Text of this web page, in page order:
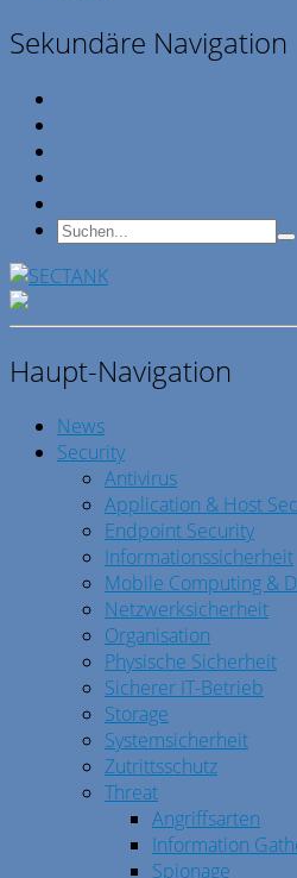
Sekundäre Navigation
Haupt-Navigation
News
Security
Antivirus
Application & Host
Endpoint Security
Informationssicherheit
Mobile Computing &
Netzwerksicherheit
Organisation
Physische Sicherheit
Sicherer IT-Betrieb
Storage
Systemsicherheit
Zutrittsschutz
Threat
Angriffsarten
Information
Spionage